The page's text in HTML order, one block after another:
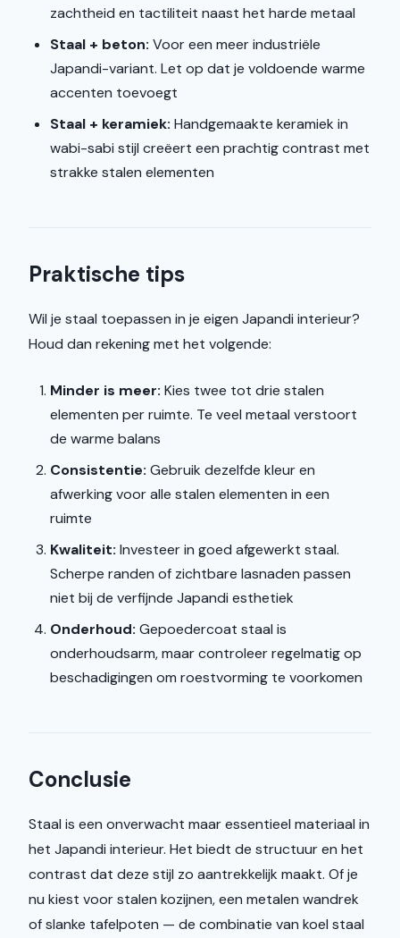
zachtheid en tactiliteit naast het harde metaal
Staal + beton: Voor een meer industriële
Japandi-variant. Let op dat je voldoende warme
accenten toevoegt
Staal + keramiek: Handgemaakte keramiek in
wabi-sabi stijl creëert een prachtig contrast met
strakke stalen elementen
Praktische tips
Wil je staal toepassen in je eigen Japandi interieur?
Houd dan rekening met het volgende:
Minder is meer: Kies twee tot drie stalen
elementen per ruimte. Te veel metaal verstoort
de warme balans
Consistentie: Gebruik dezelfde kleur en
afwerking voor alle stalen elementen in een
ruimte
Kwaliteit: Investeer in goed afgewerkt staal.
Scherpe randen of zichtbare lasnaden passen
niet bij de verfijnde Japandi esthetiek
Onderhoud: Gepoedercoat staal is
onderhoudsarm, maar controleer regelmatig op
beschadigingen om roestvorming te voorkomen
Conclusie
Staal is een onverwacht maar essentieel materiaal in
het Japandi interieur. Het biedt de structuur en het
contrast dat deze stijl zo aantrekkelijk maakt. Of je
nu kiest voor stalen kozijnen, een metalen wandrek
of slanke tafelpoten — de combinatie van koel staal